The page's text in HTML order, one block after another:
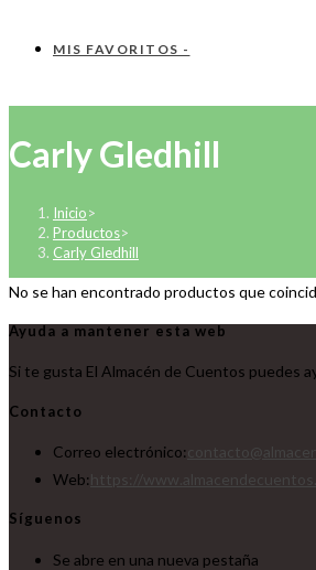
MIS FAVORITOS -
Carly Gledhill
Inicio>
Productos>
Carly Gledhill
No se han encontrado productos que
Ayuda a mantener esta web
Si te gusta El Almacén de Cuentos puedes
Contacto
Correo electrónico:
Web:
Síguenos
Se abre en una nueva pestaña